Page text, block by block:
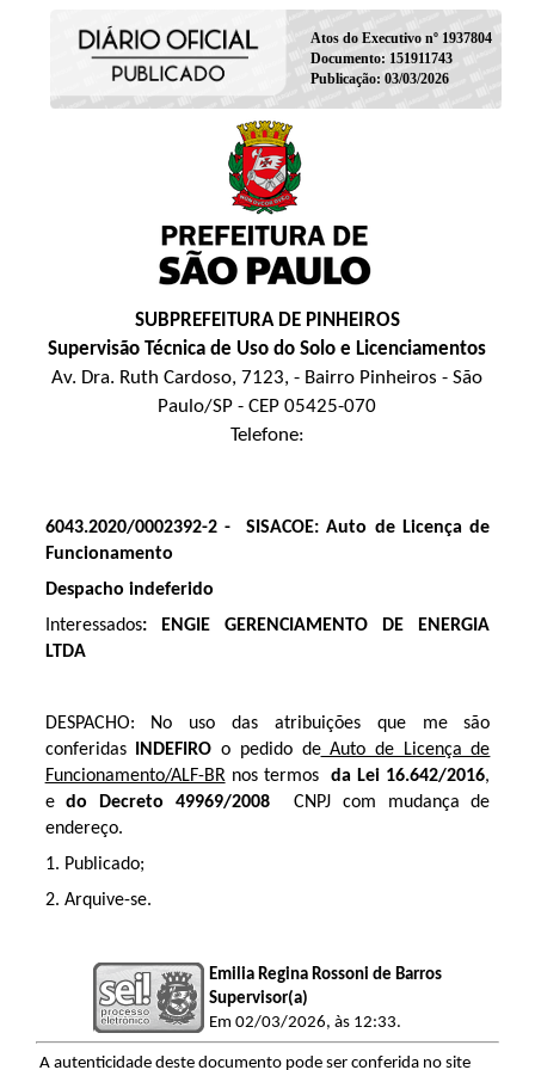
Atos do Executivo nº 1937804
Documento: 151911743
Publicação: 03/03/2026
SUBPREFEITURA DE PINHEIROS
Supervisão Técnica de Uso do Solo e Licenciamentos
Av. Dra. Ruth Cardoso, 7123, - Bairro Pinheiros - São
Paulo/SP - CEP 05425-070
Telefone:
6043.2020/0002392-2 -
SISACOE: Auto de Licença de
Funcionamento
Despacho indeferido
Interessados: ENGIE GERENCIAMENTO DE ENERGIA
LTDA
​DESPACHO:
No uso das atribuições que me são
conferidas
INDEFIROo pedido deAuto de Licença de
Funcionamento/ALF-BRnos termos da Lei 16.642/2016,
edo Decreto 49969/2008 CNPJ com mudança de
endereço.
1. Publicado;
2. Arquive-se.
Emilia Regina Rossoni de Barros
Supervisor(a)
Em 02/03/2026, às 12:33.
A autenticidade deste documento pode ser conferida no site